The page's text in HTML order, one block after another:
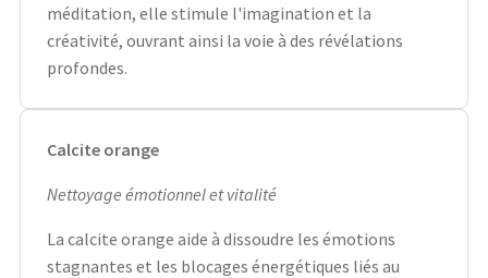
méditation, elle stimule l'imagination et la
créativité, ouvrant ainsi la voie à des révélations
profondes.
Calcite orange
Nettoyage émotionnel et vitalité
La calcite orange aide à dissoudre les émotions
stagnantes et les blocages énergétiques liés au